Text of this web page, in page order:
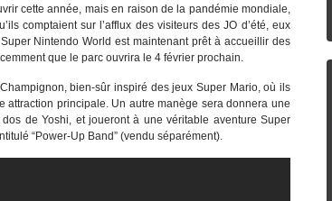
cette année, mais en raison de la pandémie mondiale,
comptaient sur l’afflux des visiteurs des JO d’été, eux
Nintendo World est maintenant prêt à accueillir des
que le parc ouvrira le 4 février prochain.
bien-sûr inspiré des jeux Super Mario, où ils
attraction principale. Un autre manège sera donnera une
de Yoshi, et joueront à une véritable aventure Super
“Power-Up Band” (vendu séparément).